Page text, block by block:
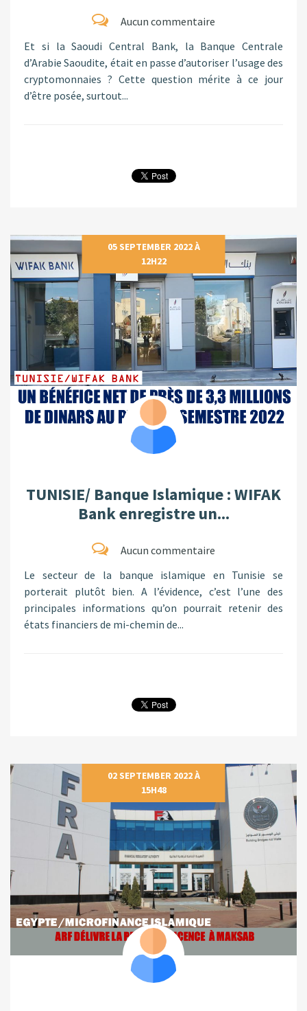
Aucun commentaire
Et si la Saoudi Central Bank, la Banque Centrale
d’Arabie Saoudite, était en passe d’autoriser l’usage des
cryptomonnaies ? Cette question mérite à ce jour
d’être posée, surtout...
05 SEPTEMBER 2022 À
12H22
TUNISIE/ Banque Islamique : WIFAK
Bank enregistre un...
Aucun commentaire
Le secteur de la banque islamique en Tunisie se
porterait plutôt bien. A l’évidence, c’est l’une des
principales informations qu’on pourrait retenir des
états financiers de mi-chemin de...
02 SEPTEMBER 2022 À
15H48